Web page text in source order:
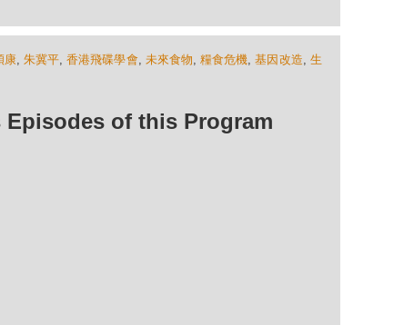
康, 朱冀平,香港飛碟學會, 未來食物,糧食危機,基因改造, 生
Episodes of this Program